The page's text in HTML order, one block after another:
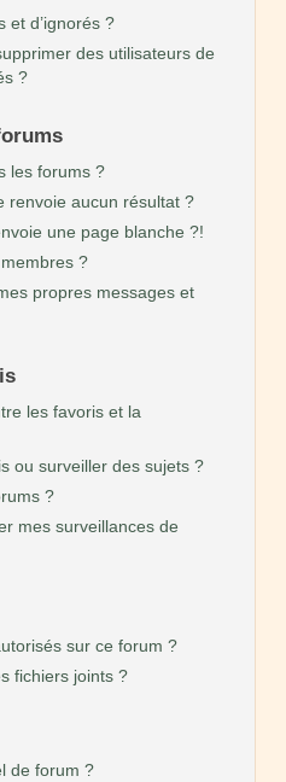
et d’ignorés ?
des utilisateurs de
?
les forums ?
renvoie aucun résultat ?
une page blanche ?!
?
propres messages et
les favoris et la
ou surveiller des sujets ?
?
mes surveillances de
sur ce forum ?
fichiers joints ?
de forum ?